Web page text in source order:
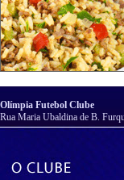
Olímpia Futebol Clube
Rua Maria Ubaldina de B.